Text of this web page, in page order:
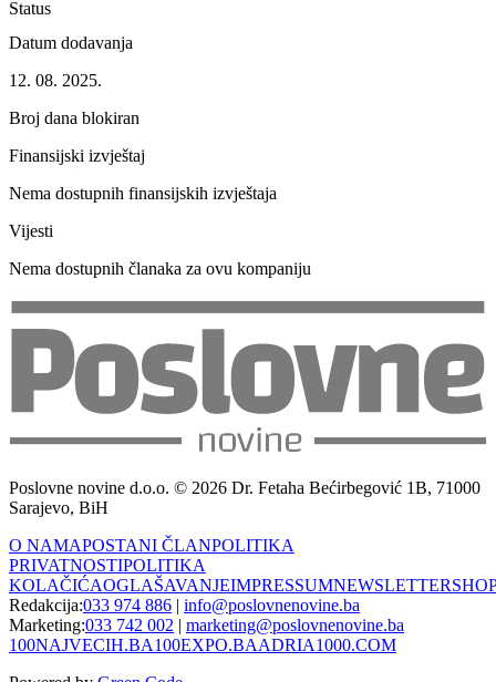
Status
Datum dodavanja
12. 08. 2025.
Broj dana blokiran
Finansijski izvještaj
Nema dostupnih finansijskih izvještaja
Vijesti
Nema dostupnih članaka za ovu kompaniju
Poslovne novine d.o.o. © 2026 Dr. Fetaha Bećirbegović 1B, 71000
Sarajevo, BiH
O NAMAPOSTANI ČLANPOLITIKA
PRIVATNOSTIPOLITIKA
KOLAČIĆAOGLAŠAVANJEIMPRESSUMNEWSLETTER
Redakcija:033 974 886 | info@poslovnenovine.ba
Marketing:033 742 002 | marketing@poslovnenovine.ba
100NAJVECIH.BA100EXPO.BAADRIA1000.COM